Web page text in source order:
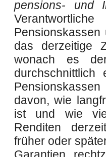
pensions- und
Pensionskassen
das derzeitige
wonach es
durchschnittlich
davon, wie
ist und wie
Renditen
früher oder